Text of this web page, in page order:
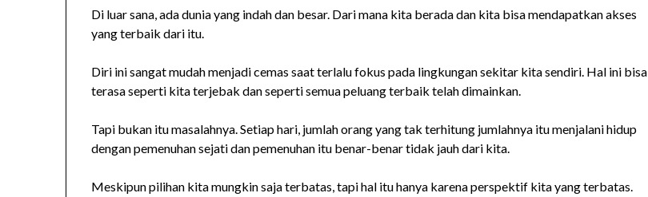
Di luar sana, ada dunia yang indah dan besar. Dari mana kita berada dan kita bisa mendapatkan akses
yang terbaik dari itu.
Diri ini sangat mudah menjadi cemas saat terlalu fokus pada lingkungan sekitar kita sendiri. Hal ini bisa
terasa seperti kita terjebak dan seperti semua peluang terbaik telah dimainkan.
Tapi bukan itu masalahnya. Setiap hari, jumlah orang yang tak terhitung jumlahnya itu menjalani hidup
dengan pemenuhan sejati dan pemenuhan itu benar-benar tidak jauh dari kita.
Meskipun pilihan kita mungkin saja terbatas, tapi hal itu hanya karena perspektif kita yang terbatas.